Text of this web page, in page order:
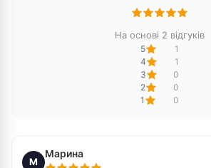
На основі 2 відгуків
5
1
4
1
3
0
2
0
1
0
М
Марина